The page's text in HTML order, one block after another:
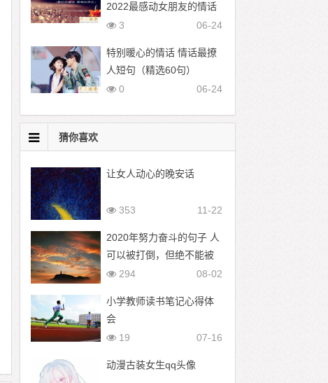
2022最感动女朋友的情话
06-24
3
特别暖心的情话 情话最撩
人短句（精选60句）
06-24
0
猜你喜欢
让女人动心的晚安话
11-22
353
2020年努力奋斗的句子 人
可以被打倒，但绝不能被
打败
08-02
294
小学教师读书笔记心得体
会
07-16
19
动漫古装女生qq头像